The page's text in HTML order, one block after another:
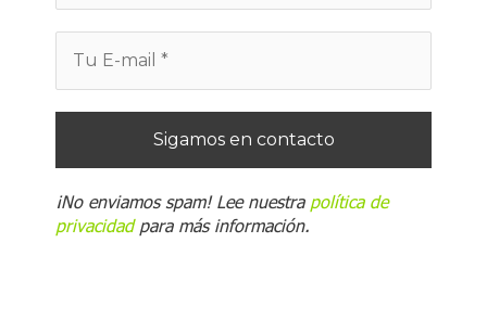
¡No enviamos spam! Lee nuestra política de
privacidadpara más información.